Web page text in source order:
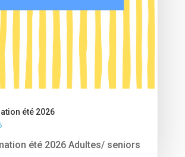
été 2026
été 2026 Adultes/ seniors